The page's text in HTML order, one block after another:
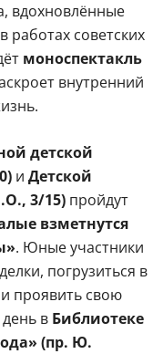
вдохновлённые
работах советских
моноспектакль
внутренний
детской
и Детской
3/15) пройдут
взметнутся
. Юные участники
погрузиться в
проявить свою
в Библиотеке
(пр. Ю.